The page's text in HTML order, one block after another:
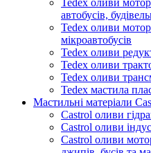
автобусів,
Tedex оливи
мікроавтобусів
Tedex оливи
Tedex оливи
Tedex оливи
Tedex мастила
Мастильні матеріали
Castrol оливи
Castrol оливи
Castrol оливи